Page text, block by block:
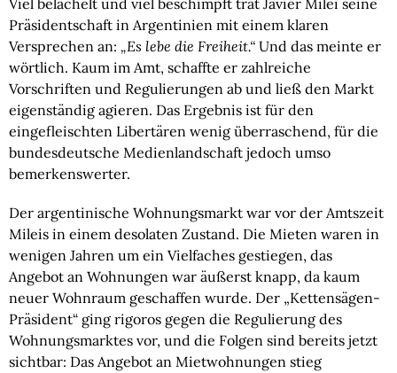
Viel belächelt und viel beschimpft trat Javier Milei seine
Präsidentschaft in Argentinien mit einem klaren
Versprechen an: „Es lebe die Freiheit.“ Und das meinte er
wörtlich. Kaum im Amt, schaffte er zahlreiche
Vorschriften und Regulierungen ab und ließ den Markt
eigenständig agieren. Das Ergebnis ist für den
eingefleischten Libertären wenig überraschend, für die
bundesdeutsche Medienlandschaft jedoch umso
bemerkenswerter.
Der argentinische Wohnungsmarkt war vor der Amtszeit
Mileis in einem desolaten Zustand. Die Mieten waren in
wenigen Jahren um ein Vielfaches gestiegen, das
Angebot an Wohnungen war äußerst knapp, da kaum
neuer Wohnraum geschaffen wurde. Der „Kettensägen-
Präsident“ ging rigoros gegen die Regulierung des
Wohnungsmarktes vor, und die Folgen sind bereits jetzt
sichtbar: Das Angebot an Mietwohnungen stieg